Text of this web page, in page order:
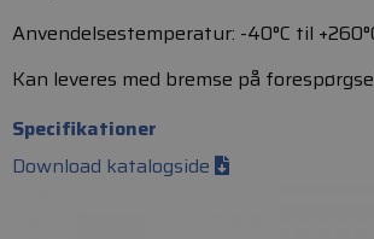
Anvendelsestemperatur: -40°C til
Kan leveres med bremse på
Specifikationer
Download katalogside